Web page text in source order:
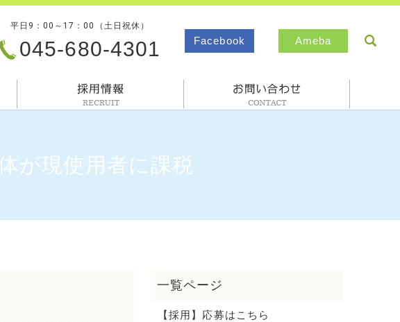
平日9：00～17：00（土日祝休）
045-680-4301 Facebook Ameba
が現使用者に課税
【採用】応募はこちら